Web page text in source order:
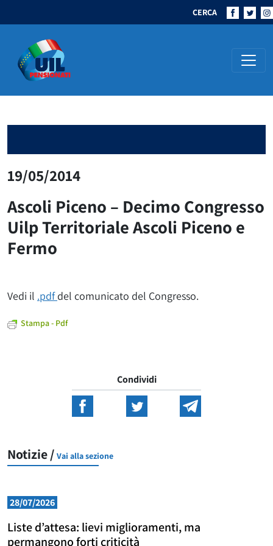
CERCA
Navigazione principale
19/05/2014
Ascoli Piceno – Decimo Congresso
Uilp Territoriale Ascoli Piceno e
Fermo
Vedi il .pdfdel comunicato del Congresso.
Stampa - Pdf
Condividi
Notizie / Vai alla sezione
28/07/2026
Liste d’attesa: lievi miglioramenti, ma
permangono forti criticità